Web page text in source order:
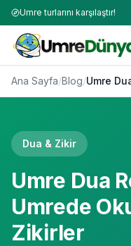
Umre turlarını karşılaştır!
Ana Sayfa/Blog/
Dua & Zikir
Umre Dua
Umrede
Zikirler